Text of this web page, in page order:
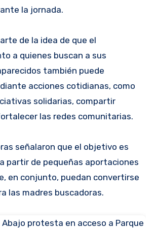
la jornada.
de la idea de que el
a quienes buscan a sus
también puede
acciones cotidianas, como
solidarias, compartir
las redes comunitarias.
señalaron que el objetivo es
partir de pequeñas aportaciones
en conjunto, puedan convertirse
las madres buscadoras.